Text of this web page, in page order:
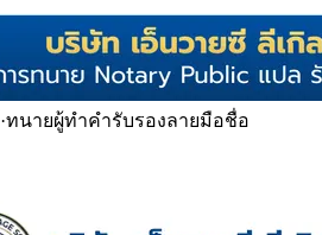
·ทนายผู้ทำคำรับรองลายมือชื่อ